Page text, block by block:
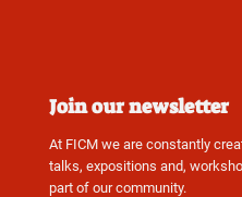
Join our newsletter
At FICM we are constantly
talks, expositions and,
part of our community.